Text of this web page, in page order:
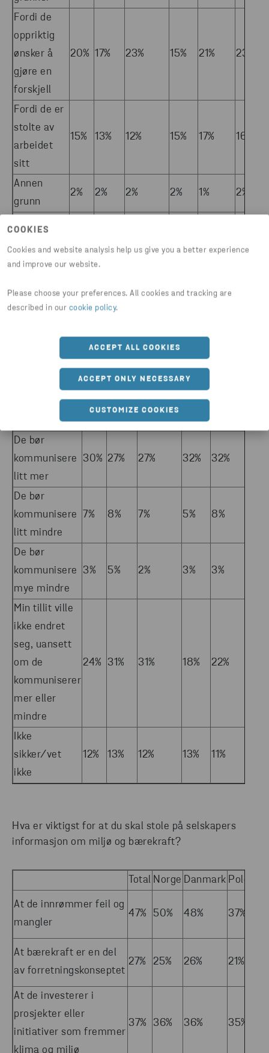
COOKIES
Cookies and website analysis help us give you a better experience
and improve our website.
Please choose your preferences. All cookies and tracking are
described in our cookie policy.
ACCEPT ALL COOKIES
ACCEPT ONLY NECESSARY
CUSTOMIZE COOKIES
Fordi de
oppriktig
ønsker å
gjøre en
forskjell
20% 17% 23% 15% 21% 23%
Fordi de er
stolte av
arbeidet
sitt
15% 13% 12% 15% 17% 16%
Annen
grunn
2% 2% 2% 2% 1% 2%
ikke
Bør selskaper kommunisere mer eller mindre om
TotalNorgeDanmarkPolen
kommunisere 24% 15% 20% 28%
De bør
kommunisere
litt mer
30% 27% 27% 32% 32%
De bør
kommunisere
litt mindre
7% 8% 7% 5% 8%
De bør
kommunisere
mye mindre
3% 5% 2% 3% 3%
Min tillit ville
ikke endret
seg, uansett
om de
kommuniserer
mer eller
mindre
24% 31% 31% 18% 22%
Ikke
sikker/vet
ikke
12% 13% 12% 13% 11%
Hva er viktigst for at du skal stole på selskapers
informasjon om miljø og bærekraft?
Total Norge Danmark Polen
At de innrømmer feil og
mangler
47% 50% 48% 37%
At bærekraft er en del
av forretningskonseptet
27% 25% 26% 21%
At de investerer i
prosjekter eller
initiativer som fremmer
klima og miljø
37% 36% 36% 35%